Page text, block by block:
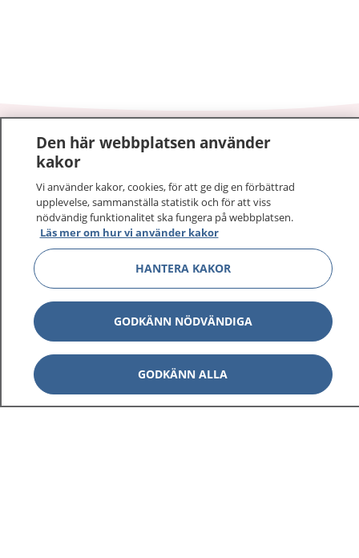
1177–tryggt om din hälsa och vård
På 1177.se får du råd om hälsa och information om
sjukdomar och vilka mottagningar du kan kontakta.
Logga in för att läsa din journal och göra dina
vårdärenden. Ring telefonnummer 1177 för
sjukvårdsrådgivning dygnet runt.
1177 ger dig råd när du vill må bättre.
1177 på flera språk Visa
Den här webbplatsen använder
kakor
Vi använder kakor, cookies, för att ge dig en förbättrad
upplevelse, sammanställa statistik och för att viss
nödvändig funktionalitet ska fungera på webbplatsen.
Läs mer om hur vi använder kakor
HANTERA KAKOR
GODKÄNN NÖDVÄNDIGA
GODKÄNN ALLA